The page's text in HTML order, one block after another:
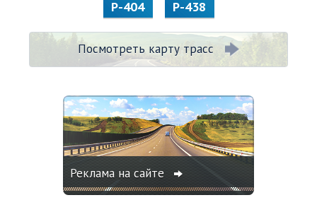
Р-404
Р-438
Посмотреть карту трасс
Реклама на сайте